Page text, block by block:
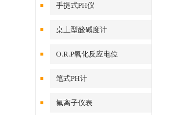
手提式PH仪
桌上型酸碱度计
O.R.P氧化反应电位
笔式PH计
氟离子仪表